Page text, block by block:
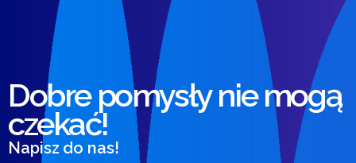
Dobre pomysły nie mogą
czekać!
Napisz do nas!